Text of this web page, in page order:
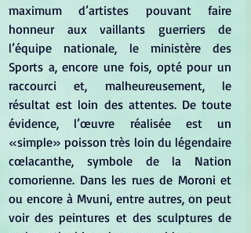
maximum d’artistes pouvant faire
honneur aux vaillants guerriers de
l’équipe nationale, le ministère des
Sports a, encore une fois, opté pour un
raccourci et, malheureusement, le
résultat est loin des attentes. De toute
évidence, l’œuvre réalisée est un
«simple» poisson très loin du légendaire
cœlacanthe, symbole de la Nation
comorienne. Dans les rues de Moroni et
ou encore à Mvuni, entre autres, on peut
voir des peintures et des sculptures de